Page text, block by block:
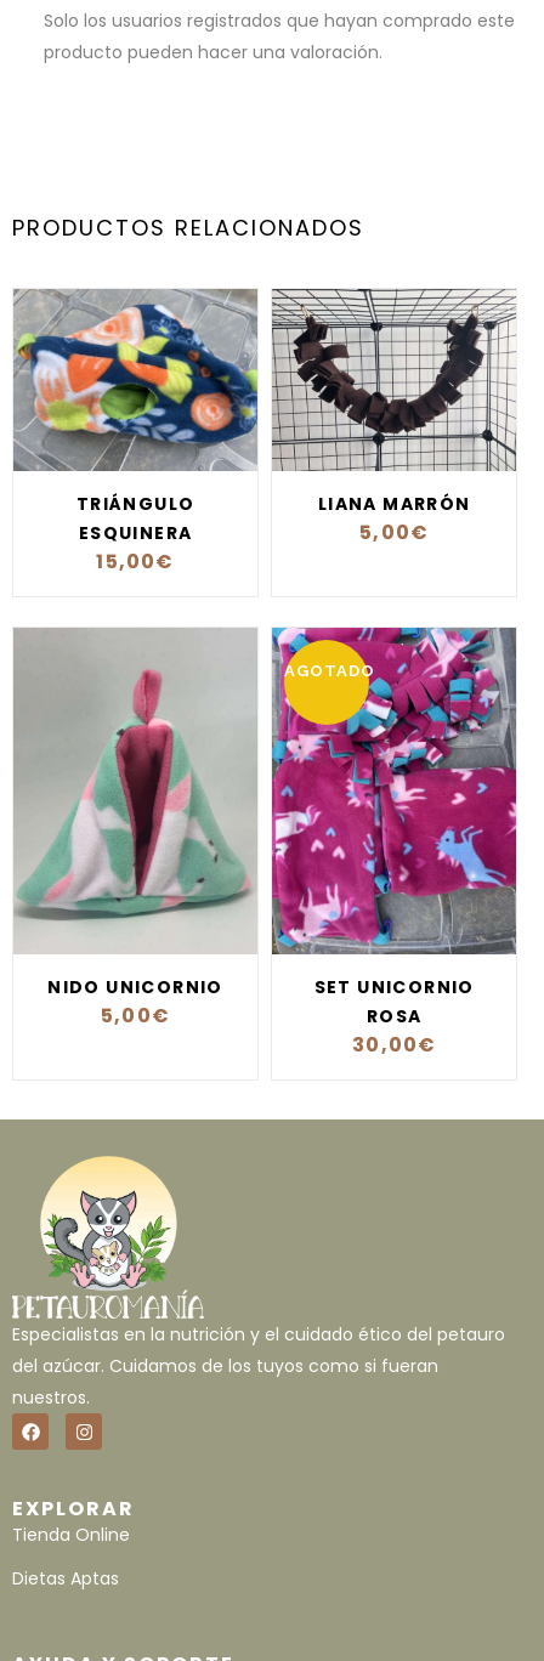
Solo los usuarios registrados que hayan comprado este
producto pueden hacer una valoración.
PRODUCTOS RELACIONADOS
TRIÁNGULO
ESQUINERA
15,00€
LIANA MARRÓN
5,00€
NIDO UNICORNIO
5,00€
AGOTADO
SET UNICORNIO
ROSA
30,00€
Especialistas en la nutrición y el cuidado ético del petauro
del azúcar. Cuidamos de los tuyos como si fueran
nuestros.
EXPLORAR
Tienda Online
Dietas Aptas